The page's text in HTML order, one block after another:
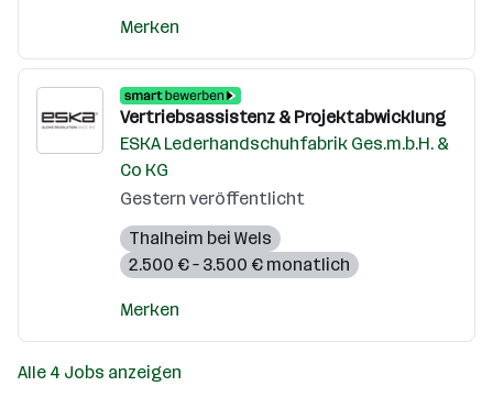
Merken
Vertriebsassistenz & Projektabwicklung
ESKA Lederhandschuhfabrik Ges.m.b.H. &
Co KG
Gestern veröffentlicht
Thalheim bei Wels
2.500 € – 3.500 € monatlich
Merken
Alle 4 Jobs anzeigen